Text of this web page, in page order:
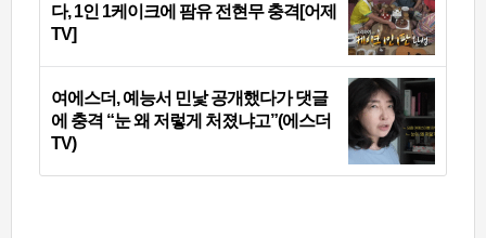
다, 1인 1케이크에 팜유 전현무 충격[어제
TV]
여에스더, 예능서 민낯 공개했다가 댓글
에 충격 “눈 왜 저렇게 처졌냐고”(에스더
TV)